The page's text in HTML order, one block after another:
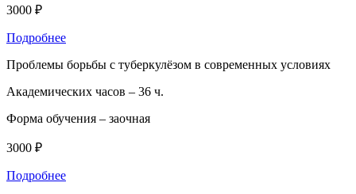
3000 ₽
Подробнее
Проблемы борьбы с туберкулёзом в современных условиях
Академических часов – 36 ч.
Форма обучения – заочная
3000 ₽
Подробнее